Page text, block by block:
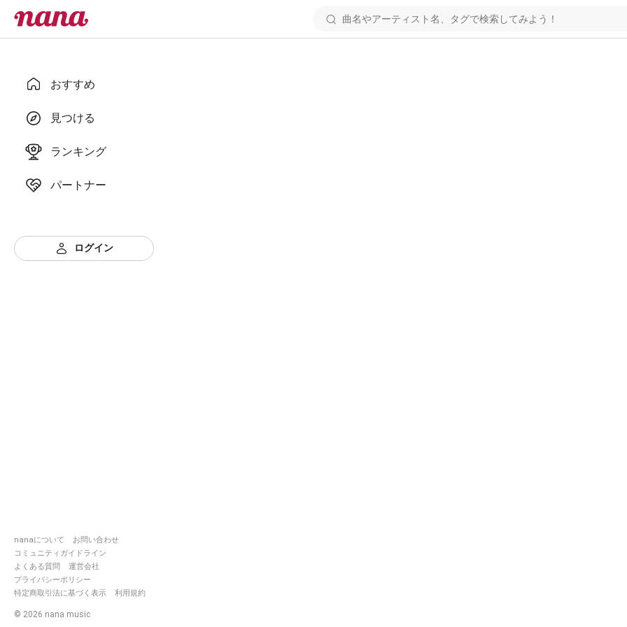
おすすめ
見つける
ランキング
パートナー
ログイン
nanaについて
お問い合わせ
コミュニティガイドライン
よくある質問
運営会社
プライバシーポリシー
特定商取引法に基づく表示
利用規約
© 2026 nana music